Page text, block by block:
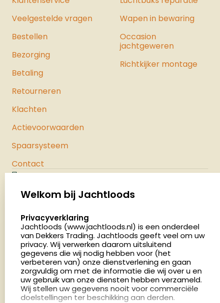
de maximale kracht uit het pistool
haalt. Bekijk hier ons hele assortiment
luchtpistolen.
Veelgestelde vragen
Bestellen
Bezorging
Betaling
Retourneren
Klachten
Actievoorwaarden
Spaarsysteem
Contact
Wapen in bewaring
Occasion
jachtgeweren
Richtkijker montage
Jachtloods
Palenrij 1
Nederland
4.8
2883 beoordelingen
Openingstijden
Dinsdag en donderdag: 13:00 - 17:00 én 18:00 - 21:00
uur
Welkom bij Jachtloods
select language
Privacyverklaring
Jachtloods (www.jachtloods.nl) is een onderdeel
van Dekkers Trading. Jachtloods geeft veel om uw
privacy. Wij verwerken daarom uitsluitend
gegevens die wij nodig hebben voor (het
verbeteren van) onze dienstverlening en gaan
zorgvuldig om met de informatie die wij over u en
uw gebruik van onze diensten hebben verzameld.
Wij stellen uw gegevens nooit voor commerciële
doelstellingen ter beschikking aan derden.